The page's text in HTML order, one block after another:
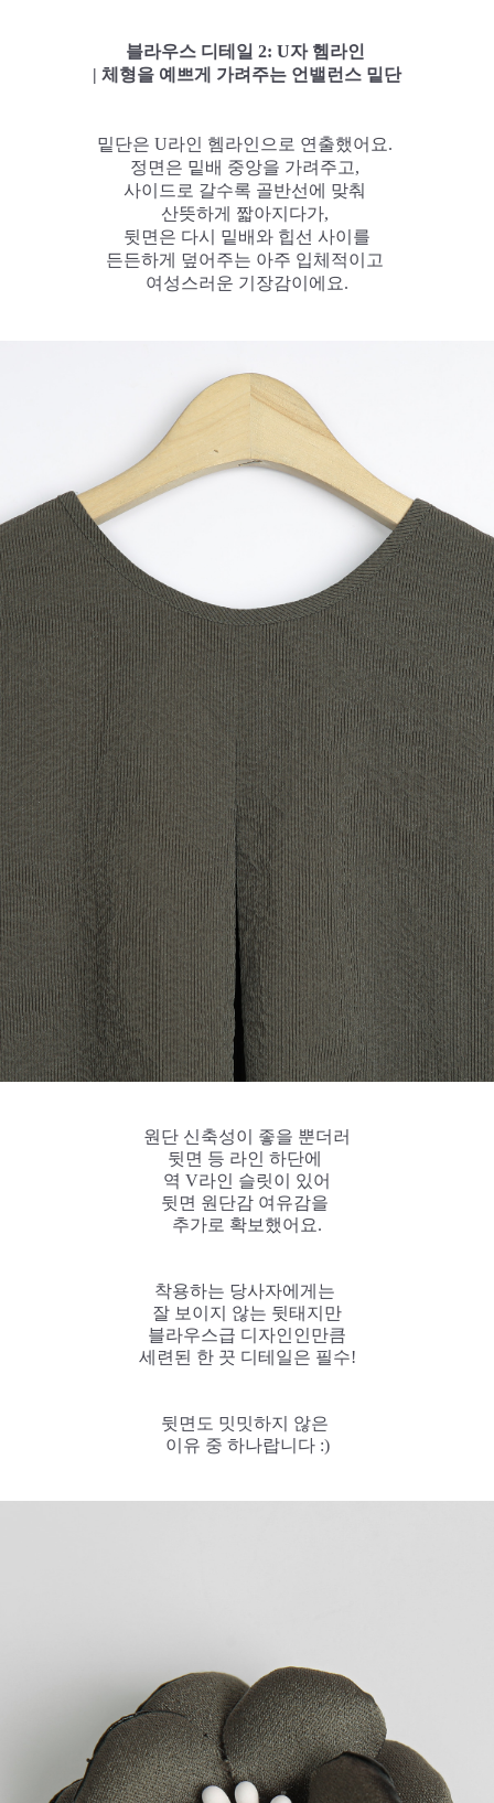
블라우스 디테일 2: U자 헴라인
| 체형을 예쁘게 가려주는 언밸런스 밑단
밑단은 U라인 헴라인으로 연출했어요.
정면은 밑배 중앙을 가려주고,
사이드로 갈수록 골반선에 맞춰
산뜻하게 짧아지다가,
뒷면은 다시 밑배와 힙선 사이를
든든하게 덮어주는 아주 입체적이고
여성스러운 기장감이에요.
원단 신축성이 좋을 뿐더러
뒷면 등 라인 하단에
역 V라인 슬릿이 있어
뒷면 원단감 여유감을
추가로 확보했어요.
착용하는 당사자에게는
잘 보이지 않는 뒷태지만
블라우스급 디자인인만큼
세련된 한 끗 디테일은 필수!
뒷면도 밋밋하지 않은
이유 중 하나랍니다 :)